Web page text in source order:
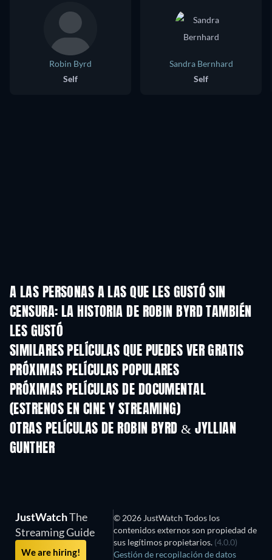
Robin Byrd
Self
Sandra Bernhard
Self
A LAS PERSONAS A LAS QUE LES GUSTÓ SIN
CENSURA: LA HISTORIA DE ROBIN BYRD TAMBIÉN
LES GUSTÓ
SIMILARES PELÍCULAS QUE PUEDES VER GRATIS
PRÓXIMAS PELÍCULAS POPULARES
PRÓXIMAS PELÍCULAS DE DOCUMENTAL
(ESTRENOS EN CINE Y STREAMING)
OTRAS PELÍCULAS DE ROBIN BYRD & JYLLIAN
GUNTHER
JustWatchThe
Streaming Guide
We are hiring!
© 2026 JustWatch Todos los
contenidos externos son propiedad de
sus legítimos propietarios. (4.0.0)
Gestión de recopilación de datos